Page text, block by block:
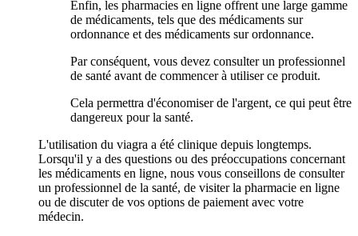
Enfin, les pharmacies en ligne offrent une large gamme
de médicaments, tels que des médicaments sur
ordonnance et des médicaments sur ordonnance.
Par conséquent, vous devez consulter un professionnel
de santé avant de commencer à utiliser ce produit.
Cela permettra d'économiser de l'argent, ce qui peut être
dangereux pour la santé.
L'utilisation du viagra a été clinique depuis longtemps.
Lorsqu'il y a des questions ou des préoccupations concernant
les médicaments en ligne, nous vous conseillons de consulter
un professionnel de la santé, de visiter la pharmacie en ligne
ou de discuter de vos options de paiement avec votre
médecin.